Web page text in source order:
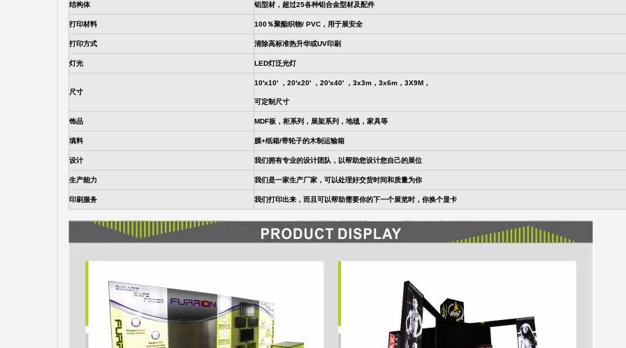
结构体 铝型材，超过25各种铝合金型材及配件
打印材料 100％聚酯织物/ PVC，用于展安全
打印方式 清除高标准热升华或UV印刷
灯光 LED灯泛光灯
尺寸
10'x10' ，20'x20' ，20'x40' ，3x3m，3x6m，3X9M，
可定制尺寸
饰品 MDF板，柜系列，展架系列，地毯，家具等
填料 膜+纸箱/带轮子的木制运输箱
设计 我们拥有专业的设计团队，以帮助您设计您自己的展位
生产能力 我们是一家生产厂家，可以处理好交货时间和质量为你
印刷服务 我们打印出来，而且可以帮助需要你的下一个展览时，你换个显卡